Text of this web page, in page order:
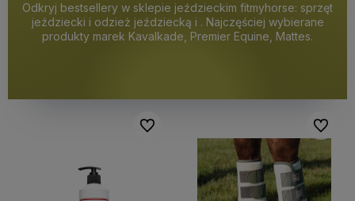
Odkryj bestsellery w sklepie jeździeckim fitmyhorse: sprzęt
jeździecki i odzież jeździecką i . Najczęściej wybierane
produkty marek Kavalkade, Premier Equine, Mattes.
Do ulubionych Do